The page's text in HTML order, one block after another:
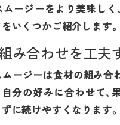
ージーをより美味しく
いくつかご紹介します。
み合わせを工夫
ージーは食材の組み合
分の好みに合わせて、
に続けやすくなります。